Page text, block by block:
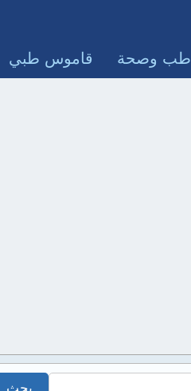
طب وصحة قاموس طبي